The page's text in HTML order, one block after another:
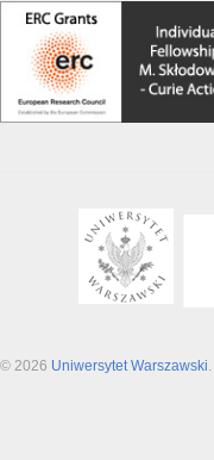
© 2026 Uniwersytet Warszawski